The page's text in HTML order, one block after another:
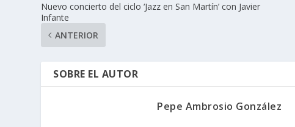
Nuevo concierto del ciclo ‘Jazz en San Martín’ con Javier
Infante
ANTERIOR
SOBRE EL AUTOR
Pepe Ambrosio González